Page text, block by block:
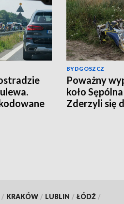
BYDGOSZCZ
Poważny
koło
Zderzyli się
/ KRAKÓW / LUBLIN / ŁÓDŹ /